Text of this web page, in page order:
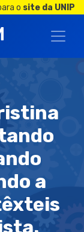
o site da UNIP
a